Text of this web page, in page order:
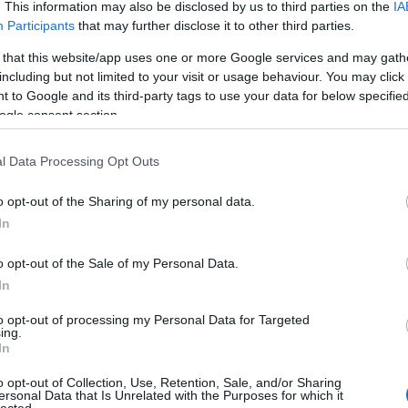
This information may also be disclosed by us to third parties on the
Participants that may further disclose it to other third parties.
that this website/app uses one or more Google services and may
but not limited to your visit or usage behaviour. You may
to Google and its third-party tags to use your data for below
consent section.
Data Processing Opt Outs
opt-out of the Sharing of my personal data.
opt-out of the Sale of my Personal Data.
opt-out of processing my Personal Data for Targeted
opt-out of Collection, Use, Retention, Sale, and/or Sharing
Data that Is Unrelated with the Purposes for which it